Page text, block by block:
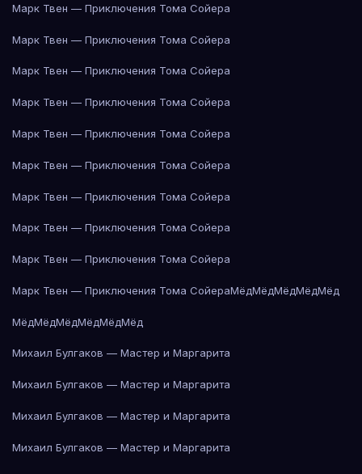
Марк Твен — Приключения Тома Сойера
Марк Твен — Приключения Тома Сойера
Марк Твен — Приключения Тома Сойера
Марк Твен — Приключения Тома Сойера
Марк Твен — Приключения Тома Сойера
Марк Твен — Приключения Тома Сойера
Марк Твен — Приключения Тома Сойера
Марк Твен — Приключения Тома Сойера
Марк Твен — Приключения Тома Сойера
Марк Твен — Приключения Тома СойераМёдМёдМёдМёдМёд
МёдМёдМёдМёдМёдМёд
Михаил Булгаков — Мастер и Маргарита
Михаил Булгаков — Мастер и Маргарита
Михаил Булгаков — Мастер и Маргарита
Михаил Булгаков — Мастер и Маргарита